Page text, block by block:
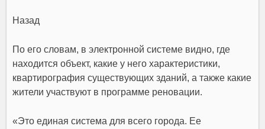
Назад
По его словам, в электронной системе видно, где
находится объект, какие у него характеристики,
квартирография существующих зданий, а также какие
жители участвуют в программе реновации.
«Это единая система для всего города. Ее